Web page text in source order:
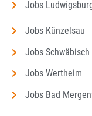
Jobs
Jobs Künzelsau
Jobs Schwäbisch
Jobs Wertheim
Jobs Bad